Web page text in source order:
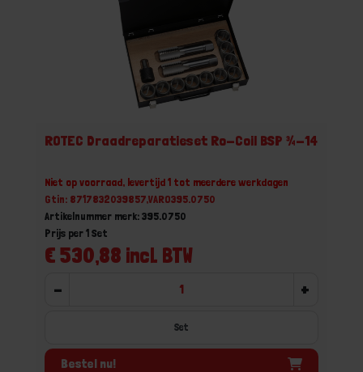
ROTEC Draadreparatieset Ro-Coil BSP ¾-14
Niet op voorraad, levertijd 1 tot meerdere werkdagen
Gtin: 8717832039857,VARO395.0750
Artikelnummer merk: 395.0750
€ 530,88 incl. BTW
Prijs per 1 Set
- +
Set
Bestel nu!